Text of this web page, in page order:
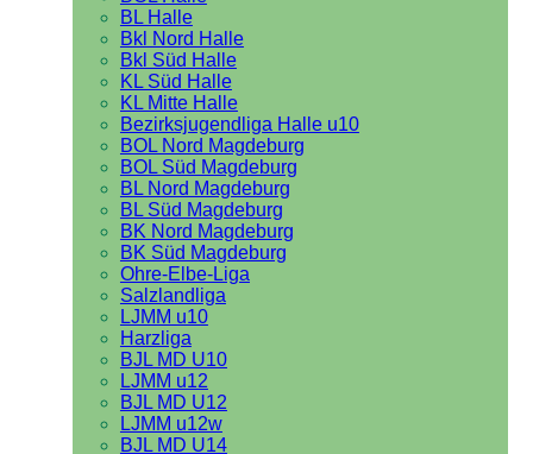
BL Halle
Bkl Nord Halle
Bkl Süd Halle
KL Süd Halle
KL Mitte Halle
Bezirksjugendliga Halle u10
BOL Nord Magdeburg
BOL Süd Magdeburg
BL Nord Magdeburg
BL Süd Magdeburg
BK Nord Magdeburg
BK Süd Magdeburg
Ohre-Elbe-Liga
Salzlandliga
LJMM u10
Harzliga
BJL MD U10
LJMM u12
BJL MD U12
LJMM u12w
BJL MD U14